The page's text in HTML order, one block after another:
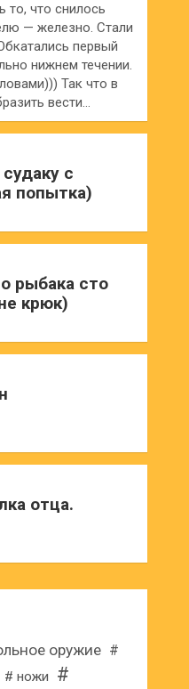
то, что снилось
— железно. Стали
первый
нижнем течении.
Так что в
вести…
с
попытка)
рыбака сто
крюк)
отца.
оружие #
# ножи
#